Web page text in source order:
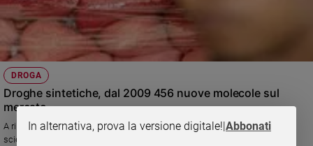
Sport
Interviste
Papa
Papa
Chiesa
Chiesa
DROGA
Droghe sintetiche, dal 2009 456 nuove molecole sul
mercato
A ricordarlo è il capitano Fabiana Di Rosa del Reparto investigazioni
scientifiche di Roma. Dopo la morte del 16enne Lamberto Lucaccioni,
In alternativa, prova la versione digitale!|Abbonati